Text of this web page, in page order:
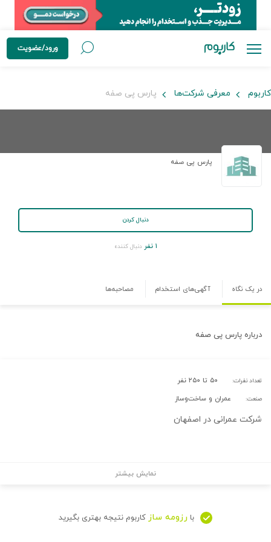
ورود/عضویت
کاربوم معرفی شرکت‌ها پارس پی صفه
پارس پی صفه
دنبال کردن
۱ نفر دنبال کننده
در یک نگاه آگهی‌های استخدام مصاحبه‌ها
درباره پارس پی صفه
تعداد نفرات: ۵۰ تا ۲۵۰ نفر
صنعت: عمران و ساخت‌وساز
شرکت عمرانی در اصفهان
نمایش بیشتر
با رزومه ساز کاربوم نتیجه بهتری بگیرید